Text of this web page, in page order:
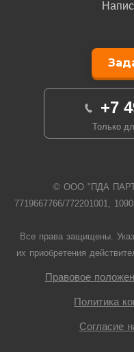
+7
Только
© ООО "ПДА
7719667766/772201001,
Все права защищены.
их приобретения
Правовое
Политика
Согласие